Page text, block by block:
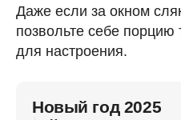
Даже если за окном
позвольте себе порцию
для настроения.
Новый год 2025